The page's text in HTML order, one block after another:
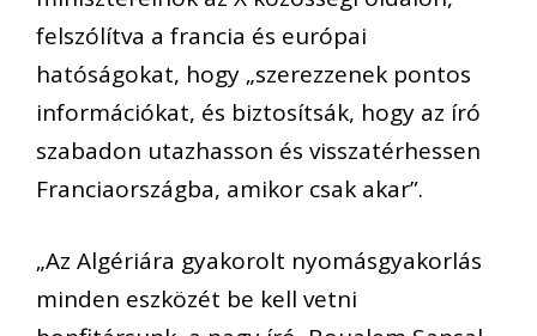
felszólítva a francia és európai
hatóságokat, hogy „szerezzenek pontos
információkat, és biztosítsák, hogy az író
szabadon utazhasson és visszatérhessen
Franciaországba, amikor csak akar”.
„Az Algériára gyakorolt nyomásgyakorlás
minden eszközét be kell vetni